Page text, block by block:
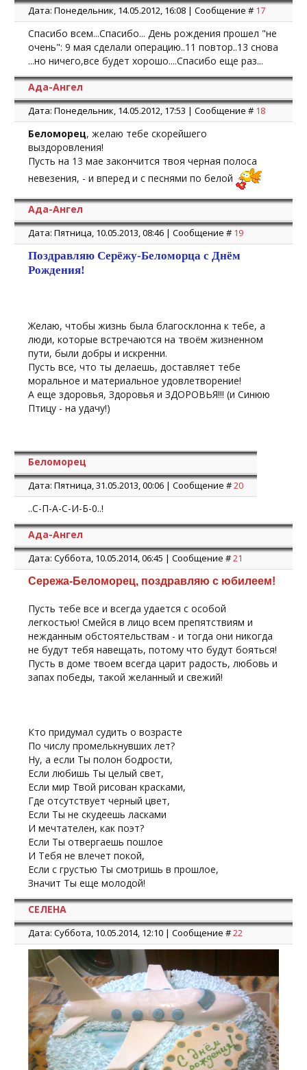
Дата: Понедельник, 14.05.2012, 16:08 | Сообщение # 17
Спасибо всем...Спасибо... День рождения прошел "не
очень": 9 мая сделали операцию..11 повтор..13 снова
...но ничего,все будет хорошо....Спасибо еще раз...
Ада-Ангел
Дата: Понедельник, 14.05.2012, 17:53 | Сообщение # 18
Беломорец, желаю тебе скорейшего
выздоровления!
Пусть на 13 мае закончится твоя черная полоса
невезения, - и вперед и с песнями по белой
Ада-Ангел
Дата: Пятница, 10.05.2013, 08:46 | Сообщение # 19
Поздравляю Серёжу-Беломорца с Днём
Рождения!
Желаю, чтобы жизнь была благосклонна к тебе, а
люди, которые встречаются на твоём жизненном
пути, были добры и искренни.
Пусть все, что ты делаешь, доставляет тебе
моральное и материальное удовлетворение!
А еще здоровья, Здоровья и ЗДОРОВЬЯ!!! (и Синюю
Птицу - на удачу!)
Беломорец
Дата: Пятница, 31.05.2013, 00:06 | Сообщение #20
..С-П-А-С-И-Б-0..!
Ада-Ангел
Дата: Суббота, 10.05.2014, 06:45 | Сообщение #21
Сережа-Беломорец, поздравляю с юбилеем!
Пусть тебе все и всегда удается с особой
легкостью! Смейся в лицо всем препятствиям и
нежданным обстоятельствам - и тогда они никогда
не будут тебя навещать, потому что будут бояться!
Пусть в доме твоем всегда царит радость, любовь и
запах победы, такой желанный и свежий!
Кто придумал судить о возрасте
По числу промелькнувших лет?
Ну, а если Ты полон бодрости,
Если любишь Ты целый свет,
Если мир Твой рисован красками,
Где отсутствует черный цвет,
Если Ты не скудеешь ласками
И мечтателен, как поэт?
Если Ты отвергаешь пошлое
И Тебя не влечет покой,
Если с грустью Ты смотришь в прошлое,
Значит Ты еще молодой!
СЕЛЕНА
Дата: Суббота, 10.05.2014, 12:10 | Сообщение #22